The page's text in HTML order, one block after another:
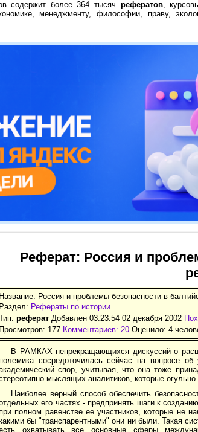
содержит более 364 тысяч рефератов,
менеджменту, философии, праву,
Реферат: Россия и
Название: Россия и проблемы безопасности в
Раздел: Рефераты по истории
реферат Добавлен 03:23:54 02 декабря 2002
Просмотров: 177 Комментариев: 20 Оценило: 4
В РАМКАХ непрекращающихся дискуссий о
сосредоточилась сейчас на вопросе
спор, учитывая, что она тоже
мыслящих аналитиков, которые
Наиболее верный способ обеспечить
его частях - предпринять шаги к
полном равенстве ее участников, которые не
бы "транспарентными" они ни были. Такая
охватывать все основные сферы